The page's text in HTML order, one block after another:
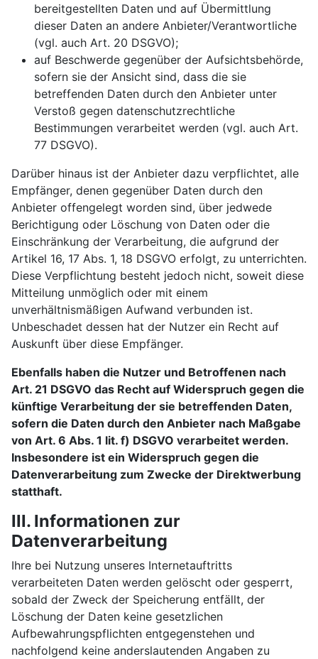
bereitgestellten Daten und auf Übermittlung
dieser Daten an andere Anbieter/Verantwortliche
(vgl. auch Art. 20 DSGVO);
auf Beschwerde gegenüber der Aufsichtsbehörde,
sofern sie der Ansicht sind, dass die sie
betreffenden Daten durch den Anbieter unter
Verstoß gegen datenschutzrechtliche
Bestimmungen verarbeitet werden (vgl. auch Art.
77 DSGVO).
Darüber hinaus ist der Anbieter dazu verpflichtet, alle
Empfänger, denen gegenüber Daten durch den
Anbieter offengelegt worden sind, über jedwede
Berichtigung oder Löschung von Daten oder die
Einschränkung der Verarbeitung, die aufgrund der
Artikel 16, 17 Abs. 1, 18 DSGVO erfolgt, zu unterrichten.
Diese Verpflichtung besteht jedoch nicht, soweit diese
Mitteilung unmöglich oder mit einem
unverhältnismäßigen Aufwand verbunden ist.
Unbeschadet dessen hat der Nutzer ein Recht auf
Auskunft über diese Empfänger.
Ebenfalls haben die Nutzer und Betroffenen nach
Art. 21 DSGVO das Recht auf Widerspruch gegen die
künftige Verarbeitung der sie betreffenden Daten,
sofern die Daten durch den Anbieter nach Maßgabe
von Art. 6 Abs. 1 lit. f) DSGVO verarbeitet werden.
Insbesondere ist ein Widerspruch gegen die
Datenverarbeitung zum Zwecke der Direktwerbung
statthaft.
III. Informationen zur
Datenverarbeitung
Ihre bei Nutzung unseres Internetauftritts
verarbeiteten Daten werden gelöscht oder gesperrt,
sobald der Zweck der Speicherung entfällt, der
Löschung der Daten keine gesetzlichen
Aufbewahrungspflichten entgegenstehen und
nachfolgend keine anderslautenden Angaben zu